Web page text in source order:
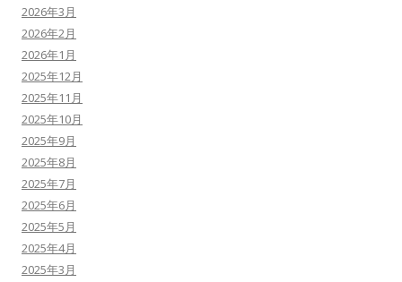
2026年3月
2026年2月
2026年1月
2025年12月
2025年11月
2025年10月
2025年9月
2025年8月
2025年7月
2025年6月
2025年5月
2025年4月
2025年3月